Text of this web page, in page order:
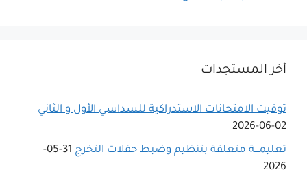
أخر المستجدات
توقيت الامتحانات الاستدراكية للسداسي اﻷول و الثاني
02-06-2026
تعليمـــة متعلقة بتنظيم وضبط حفلات التخرج
31-05-
2026